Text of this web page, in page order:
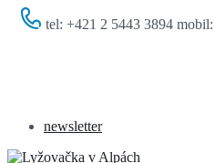
tel: +421 2 5443 3894
newsletter